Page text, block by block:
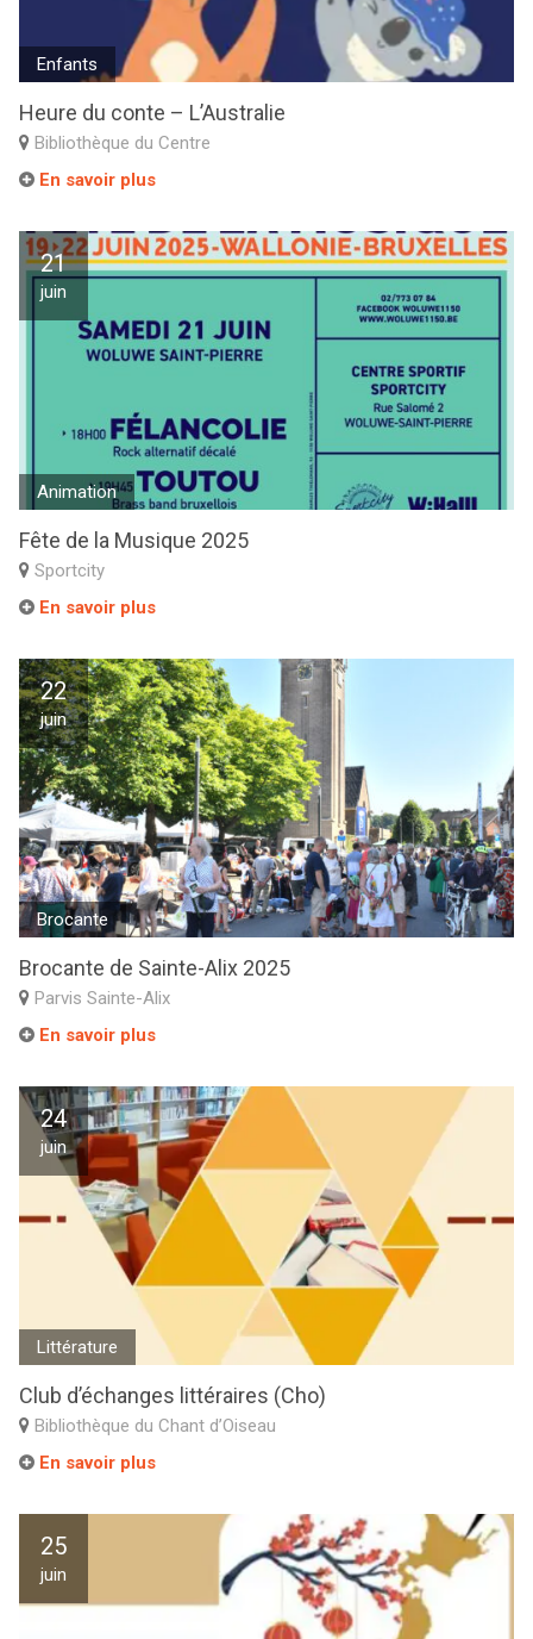
Enfants
Heure du conte – L’Australie
Bibliothèque du Centre
En savoir plus
21
juin
Animation
Fête de la Musique 2025
Sportcity
En savoir plus
22
juin
Brocante
Brocante de Sainte-Alix 2025
Parvis Sainte-Alix
En savoir plus
24
juin
Littérature
Club d’échanges littéraires (Cho)
Bibliothèque du Chant d’Oiseau
En savoir plus
25
juin